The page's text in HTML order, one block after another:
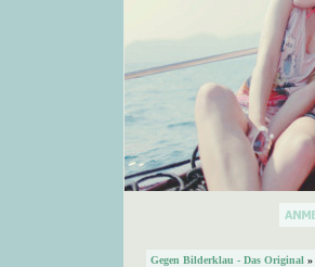
Gegen Bilderklau - Das Original »